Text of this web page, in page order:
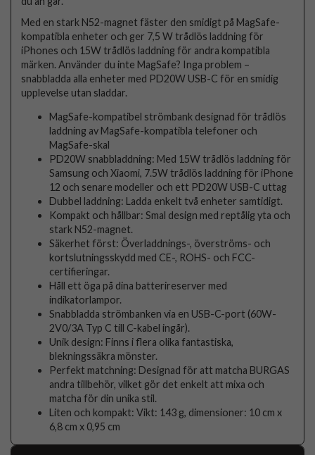
Med en stark N52-magnet fäster den smidigt på MagSafe-
kompatibla enheter och ger 7,5 W trådlös laddning för
iPhones och 15W trådlös laddning för andra kompatibla
märken. Använder du inte MagSafe? Inga problem –
snabbladda alla enheter med PD20W USB-C för en smidig
upplevelse utan sladdar.
MagSafe-kompatibel strömbank designad för trådlös
laddning av MagSafe-kompatibla telefoner och
MagSafe-skal
PD20W snabbladdning: Med 15W trådlös laddning för
Samsung och Xiaomi, 7.5W trådlös laddning för iPhone
12 och senare modeller och ett PD20W USB-C uttag
Dubbel laddning: Ladda enkelt två enheter samtidigt.
Kompakt och hållbar: Smal design med reptålig yta och
stark N52-magnet.
Säkerhet först: Överladdnings-, överströms- och
kortslutningsskydd med CE-, ROHS- och FCC-
certifieringar.
Håll ett öga på dina batterireserver med
indikatorlampor.
Snabbladda strömbanken via en USB-C-port (60W-
2V0/3A Typ C till C-kabel ingår).
Unik design: Finns i flera olika fantastiska,
blekningssäkra mönster.
Perfekt matchning: Designad för att matcha BURGAS
andra tillbehör, vilket gör det enkelt att mixa och
matcha för din unika stil.
Liten och kompakt: Vikt: 143 g, dimensioner: 10 cm x
6,8 cm x 0,95 cm